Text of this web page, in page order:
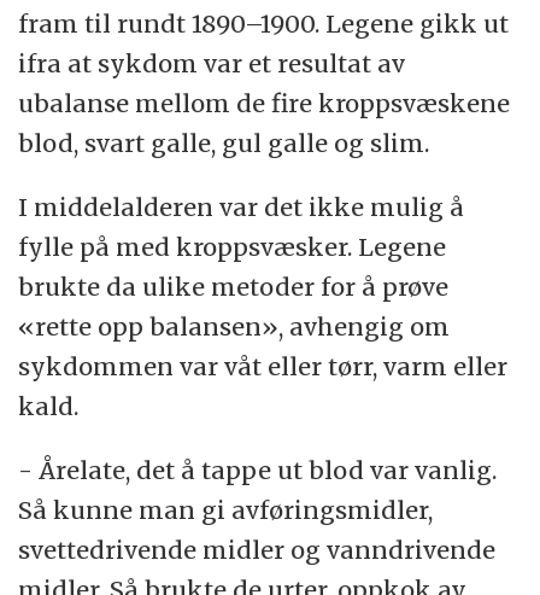
fram til rundt 1890–1900. Legene gikk ut
ifra at sykdom var et resultat av
ubalanse mellom de fire kroppsvæskene
blod, svart galle, gul galle og slim.
I middelalderen var det ikke mulig å
fylle på med kroppsvæsker. Legene
brukte da ulike metoder for å prøve
«rette opp balansen», avhengig om
sykdommen var våt eller tørr, varm eller
kald.
- Årelate, det å tappe ut blod var vanlig.
Så kunne man gi avføringsmidler,
svettedrivende midler og vanndrivende